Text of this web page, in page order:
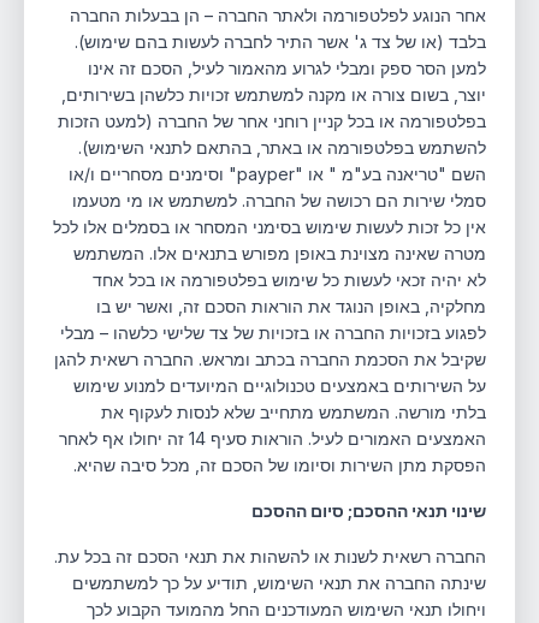
אחר הנוגע לפלטפורמה ולאתר החברה – הן בבעלות החברה
בלבד (או של צד ג' אשר התיר לחברה לעשות בהם שימוש).
למען הסר ספק ומבלי לגרוע מהאמור לעיל, הסכם זה אינו
יוצר, בשום צורה או מקנה למשתמש זכויות כלשהן בשירותים,
בפלטפורמה או בכל קניין רוחני אחר של החברה (למעט הזכות
להשתמש בפלטפורמה או באתר, בהתאם לתנאי השימוש).
השם "טריאנה בע"מ " או "payper" וסימנים מסחריים ו/או
סמלי שירות הם רכושה של החברה. למשתמש או מי מטעמו
אין כל זכות לעשות שימוש בסימני המסחר או בסמלים אלו לכל
מטרה שאינה מצוינת באופן מפורש בתנאים אלו. המשתמש
לא יהיה זכאי לעשות כל שימוש בפלטפורמה או בכל אחד
מחלקיה, באופן הנוגד את הוראות הסכם זה, ואשר יש בו
לפגוע בזכויות החברה או בזכויות של צד שלישי כלשהו – מבלי
שקיבל את הסכמת החברה בכתב ומראש. החברה רשאית להגן
על השירותים באמצעים טכנולוגיים המיועדים למנוע שימוש
בלתי מורשה. המשתמש מתחייב שלא לנסות לעקוף את
האמצעים האמורים לעיל. הוראות סעיף ‏‏‏14 זה יחולו אף לאחר
הפסקת מתן השירות וסיומו של הסכם זה, מכל סיבה שהיא.
שינוי תנאי ההסכם; סיום ההסכם
החברה רשאית לשנות או להשהות את תנאי הסכם זה בכל עת.
שינתה החברה את תנאי השימוש, תודיע על כך למשתמשים
ויחולו תנאי השימוש המעודכנים החל מהמועד הקבוע לכך